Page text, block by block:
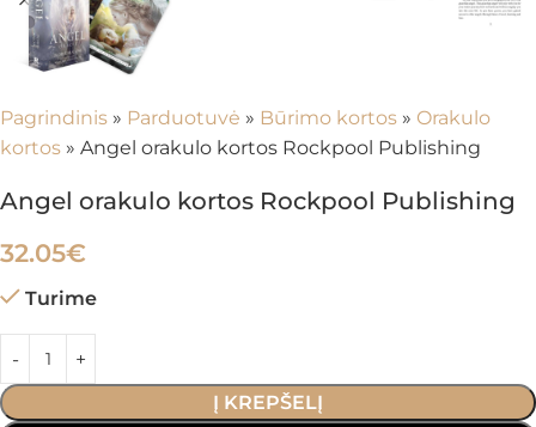
Pagrindinis » Parduotuvė » Būrimo kortos » Orakulo
kortos » Angel orakulo kortos Rockpool Publishing
Angel orakulo kortos Rockpool Publishing
32.05€
Turime
Į KREPŠELĮ